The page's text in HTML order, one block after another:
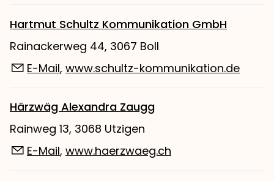
Hartmut Schultz Kommunikation GmbH
Rainackerweg 44, 3067 Boll
E-Mail, www.schultz-kommunikation.de
Härzwäg Alexandra Zaugg
Rainweg 13, 3068 Utzigen
E-Mail, www.haerzwaeg.ch